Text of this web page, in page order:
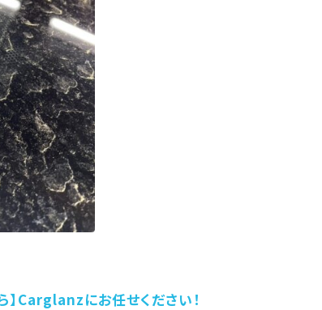
】Carglanzにお任せください！